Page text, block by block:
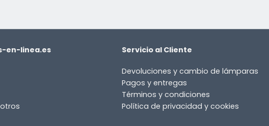
en-linea.es Servicio al Cliente
Devoluciones y cambio de lámparas
Pagos y entregas
Términos y condiciones
Política de privacidad y cookies